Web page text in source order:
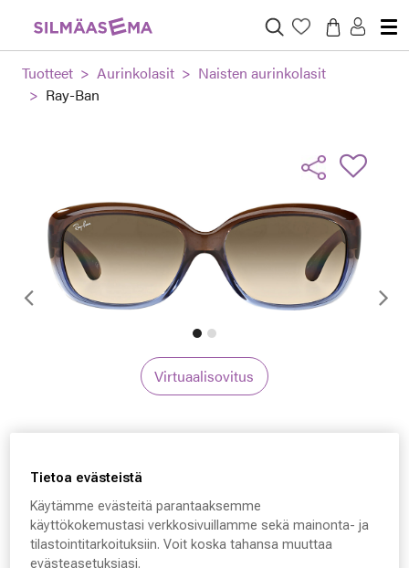
Tuotteet Aurinkolasit
Naisten aurinkolasit
Ray-Ban
Edellinen
Virtuaalisovitus
Ray-Ban JACKIE OHH
4101, 860/51 58 - 17 -
Tietoa evästeistä
Käytämme evästeitä parantaaksemme
käyttökokemustasi verkkosivuillamme sekä mainonta- ja
tilastointitarkoituksiin. Voit koska tahansa muuttaa
evästeasetuksiasi.